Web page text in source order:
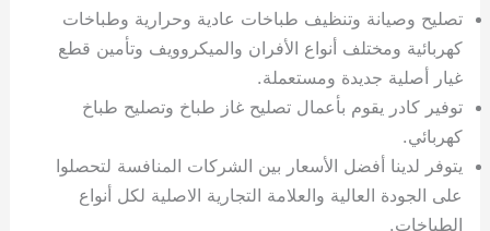
تصليح وصيانة وتنظيف طباخات عادية وحرارية وطباخات
كهربائية ومختلف أنواع الأفران والميكروويف وتأمين قطع
غيار أصلية جديدة ومستعملة.
توفير كادر يقوم بأعمال تصليح غاز طباخ وتصليح طباخ
كهربائي.
يتوفر لدينا أفضل الأسعار بين الشركات المنافسة لتحصلوا
على الجودة العالية والعلامة التجارية الاصلية لكل أنواع
الطباخات.